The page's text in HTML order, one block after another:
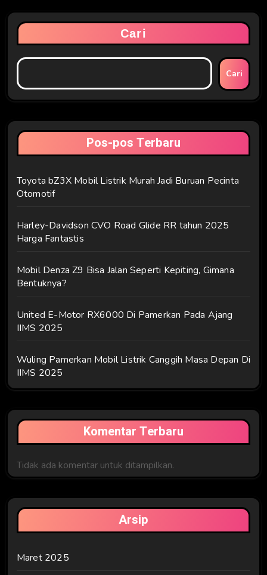
Cari
Cari
Pos-pos Terbaru
Toyota bZ3X Mobil Listrik Murah Jadi Buruan Pecinta
Otomotif
Harley-Davidson CVO Road Glide RR tahun 2025
Harga Fantastis
Mobil Denza Z9 Bisa Jalan Seperti Kepiting, Gimana
Bentuknya?
United E-Motor RX6000 Di Pamerkan Pada Ajang
IIMS 2025
Wuling Pamerkan Mobil Listrik Canggih Masa Depan Di
IIMS 2025
Komentar Terbaru
Tidak ada komentar untuk ditampilkan.
Arsip
Maret 2025